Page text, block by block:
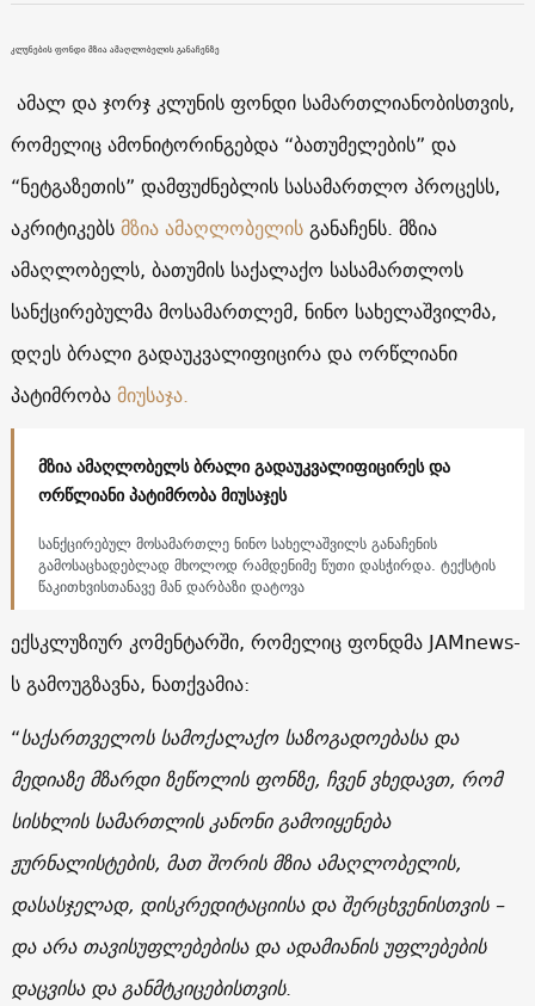
კლუნების ფონდი მზია ამაღლობელის განაჩენზე
ამალ და ჯორჯ კლუნის ფონდი სამართლიანობისთვის,
რომელიც ამონიტორინგებდა “ბათუმელების” და
“ნეტგაზეთის” დამფუძნებლის სასამართლო პროცესს,
აკრიტიკებსმზია ამაღლობელისგანაჩენს. მზია
ამაღლობელს, ბათუმის საქალაქო სასამართლოს
სანქცირებულმა მოსამართლემ, ნინო სახელაშვილმა,
დღეს ბრალი გადაუკვალიფიცირა და ორწლიანი
პატიმრობამიუსაჯა.
მზია ამაღლობელს ბრალი გადაუკვალიფიცირეს და
ორწლიანი პატიმრობა მიუსაჯეს
სანქცირებულ მოსამართლე ნინო სახელაშვილს განაჩენის
გამოსაცხადებლად მხოლოდ რამდენიმე წუთი დასჭირდა. ტექსტის
წაკითხვისთანავე მან დარბაზი დატოვა
ექსკლუზიურ კომენტარში, რომელიც ფონდმა JAMnews-
ს გამოუგზავნა, ნათქვამია:
“საქართველოს სამოქალაქო საზოგადოებასა და
მედიაზე მზარდი ზეწოლის ფონზე, ჩვენ ვხედავთ, რომ
სისხლის სამართლის კანონი გამოიყენება
ჟურნალისტების, მათ შორის მზია ამაღლობელის,
დასასჯელად, დისკრედიტაციისა და შერცხვენისთვის –
და არა თავისუფლებებისა და ადამიანის უფლებების
დაცვისა და განმტკიცებისთვის.